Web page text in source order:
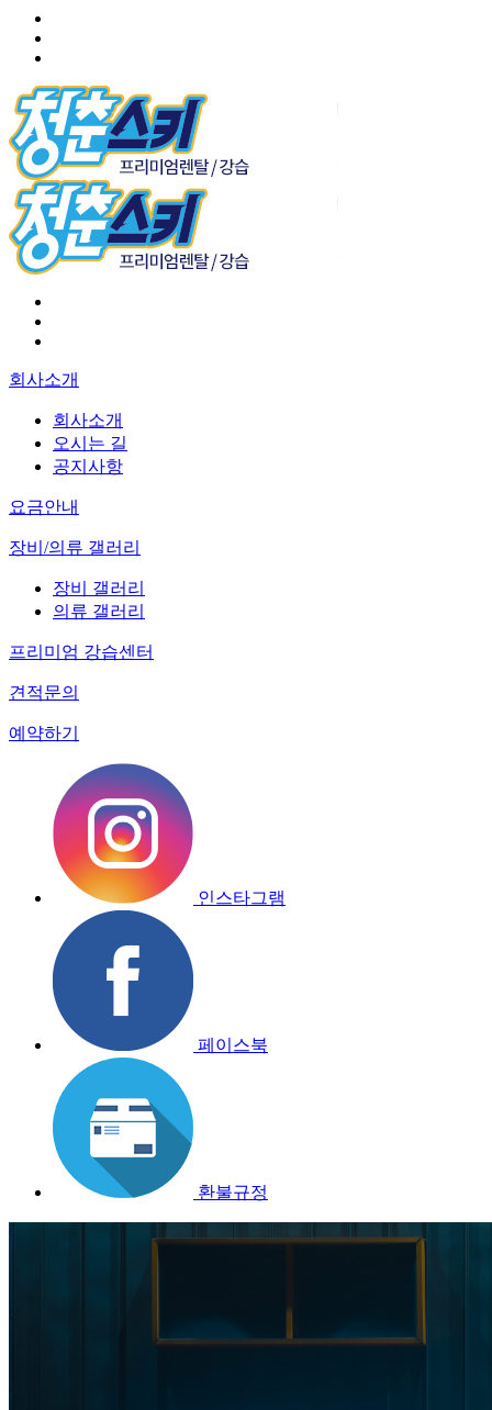
회사소개
회사소개
오시는 길
공지사항
요금안내
장비/의류 갤러리
장비 갤러리
의류 갤러리
프리미엄 강습센터
견적문의
예약하기
인스타그램
페이스북
환불규정